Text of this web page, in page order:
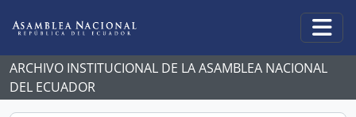
ARCHIVO INSTITUCIONAL DE LA ASAMBLEA NACIONAL
DEL ECUADOR